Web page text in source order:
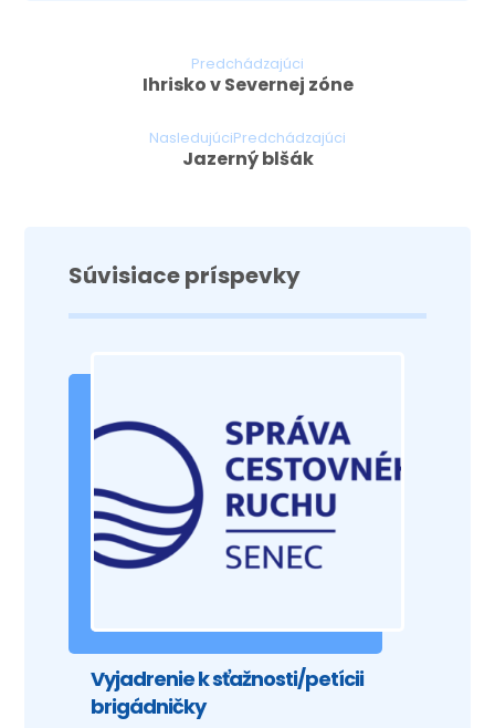
Predchádzajúci
Ihrisko v Severnej zóne
NasledujúciPredchádzajúci
Jazerný blšák
Súvisiace príspevky
Vyjadrenie k sťažnosti/petícii
brigádničky